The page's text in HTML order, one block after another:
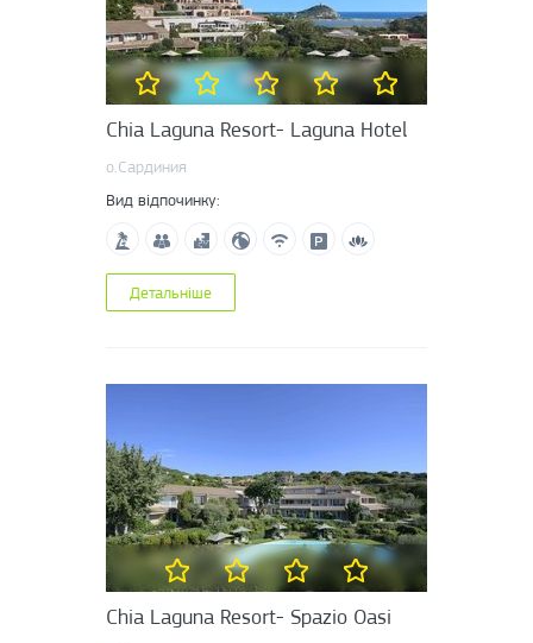
Chia Laguna Resort- Laguna Hotel
о.Сардиния
Вид відпочинку:
Детальніше
Chia Laguna Resort- Spazio Oasi